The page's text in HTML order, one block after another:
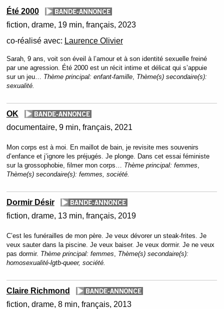
Été 2000
fiction drame 19 min français 2023
co-réalisé avec: Laurence Olivier
Sarah, 9 ans, voit son éveil à l’amour et à son identité sexuelle freiné
par une agression. Été 2000 est un récit intime et délicat qui s’appuie
sur un jeu… Thème principal: enfant-famille, Thème(s) secondaire(s):
sexualité.
OK
documentaire 9 min français 2021
Mon corps est à moi. En maillot de bain, je revisite mes souvenirs
d’enfance et j’ignore les préjugés. Je plonge. Dans cet essai féministe
sur la grossophobie, filmer mon corps… Thème principal: femmes
Thème(s) secondaire(s): femmes, société.
Dormir Désir
fiction drame 13 min français 2019
C’est les funérailles de mon père. Je veux dévorer un steak-frites. Je
veux sauter dans la piscine. Je veux baiser. Je veux dormir. Je ne veux
pas dormir. Thème principal: femmes
Thème(s) secondaire(s):
homosexualité-lgtb-queer, société.
Claire Richmond
fiction drame 8 min français 2013